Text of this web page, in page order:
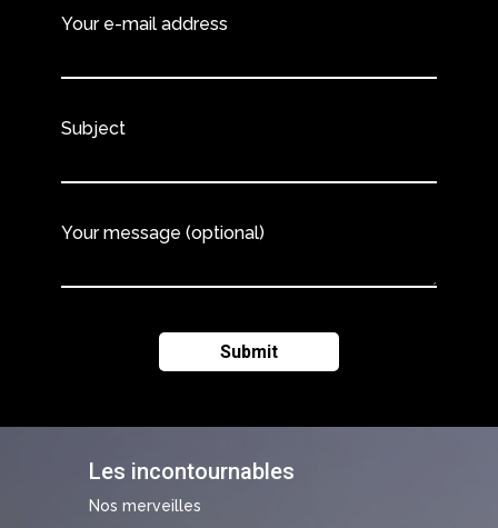
Les incontournables
Nos merveilles
Your e-mail address
Subject
Your message (optional)